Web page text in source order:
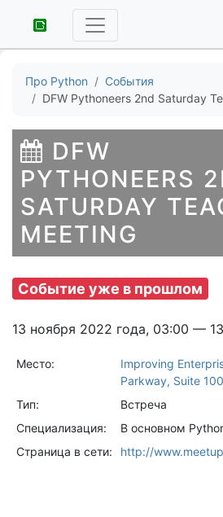
Про Python
События
DFW Pythoneers 2nd Saturday
DFW
PYTHONEERS
SATURDAY
MEETING
Событие уже в прошлом
13 ноября 2022 года, 03:00 —
Место:
Improving
Parkway, Suite
Тип:
Встреча
Специализация:
В основном
Страница в сети:
http://